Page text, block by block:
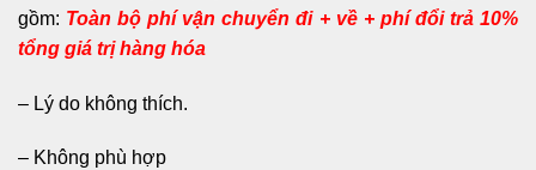
gồm: Toàn bộ phí vận chuyển đi + về + phí đổi trả 10%
tổng giá trị hàng hóa
– Lý do không thích.
– Không phù hợp